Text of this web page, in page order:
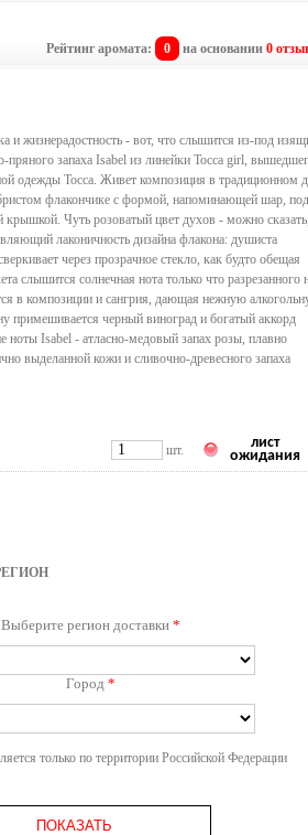
Рейтинг аромата: 0 на основании 0
и жизнерадостность - вот, что слышится из-под
запаха Isabel из линейки Tocca girl,
одежды Tocca. Живет композиция в традиционном
флакончике с формой, напоминающей шар, под
крышкой. Чуть розоватый цвет духов - можно сказать,
лаконичность дизайна флакона: душиста
через прозрачное стекло, как будто обещая
слышится солнечная нота только что разрезанного
в композиции и сангрия, дающая нежную
примешивается черный виноград и богатый аккорд
Isabel - атласно-медовый запах розы, плавно
выделанной кожи и сливочно-древесного запаха
шт.
лист
ожидания
Выберите регион доставки *
Город *
только по территории Российской Федерации
ПОКАЗАТЬ